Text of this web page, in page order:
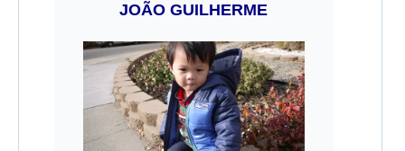
JOÃO GUILHERME